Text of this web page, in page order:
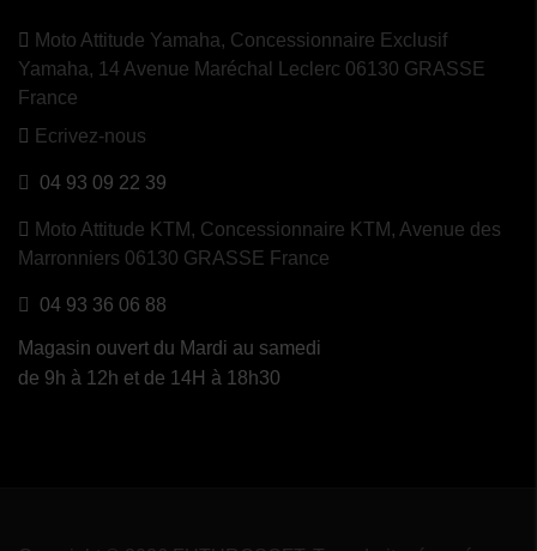
Moto Attitude Yamaha, Concessionnaire Exclusif
Yamaha, 14 Avenue Maréchal Leclerc 06130 GRASSE
France
Ecrivez-nous
04 93 09 22 39
Moto Attitude KTM, Concessionnaire KTM, Avenue des
Marronniers 06130 GRASSE France
04 93 36 06 88
Magasin ouvert du Mardi au samedi
de 9h à 12h et de 14H à 18h30